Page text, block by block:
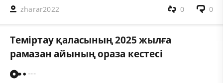
zharar2022 0
0
Теміртау қаласының 2025 жылға
рамазан айының ораза кестесі
---